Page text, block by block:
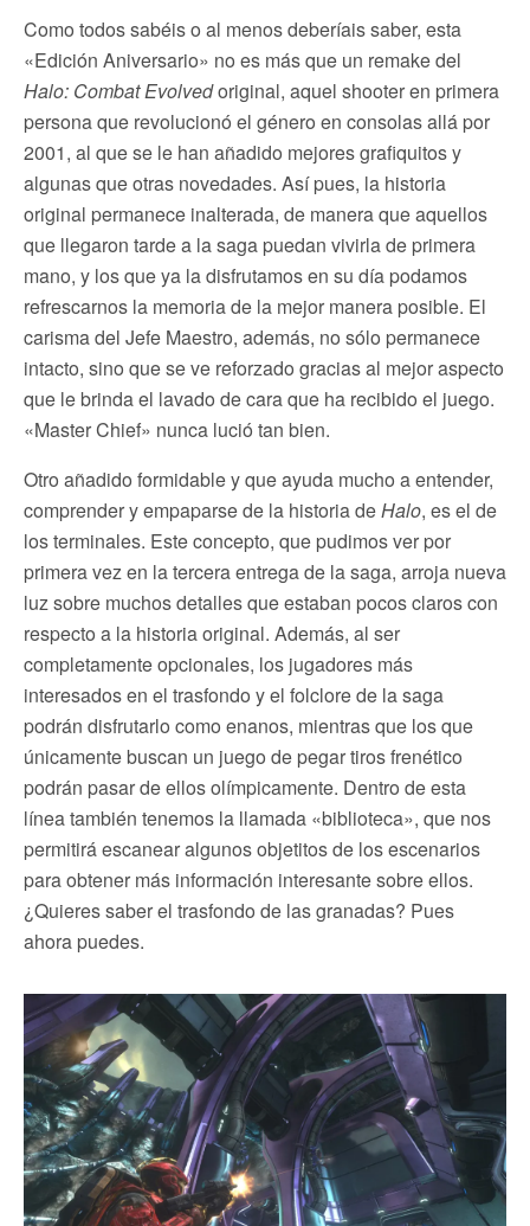
Como todos sabéis o al menos deberíais saber, esta
«Edición Aniversario» no es más que un remake del
Halo: Combat Evolvedoriginal, aquel shooter en primera
persona que revolucionó el género en consolas allá por
2001, al que se le han añadido mejores grafiquitos y
algunas que otras novedades. Así pues, la historia
original permanece inalterada, de manera que aquellos
que llegaron tarde a la saga puedan vivirla de primera
mano, y los que ya la disfrutamos en su día podamos
refrescarnos la memoria de la mejor manera posible. El
carisma del Jefe Maestro, además, no sólo permanece
intacto, sino que se ve reforzado gracias al mejor aspecto
que le brinda el lavado de cara que ha recibido el juego.
«Master Chief» nunca lució tan bien.
Otro añadido formidable y que ayuda mucho a entender,
comprender y empaparse de la historia deHalo, es el de
los terminales. Este concepto, que pudimos ver por
primera vez en la tercera entrega de la saga, arroja nueva
luz sobre muchos detalles que estaban pocos claros con
respecto a la historia original. Además, al ser
completamente opcionales, los jugadores más
interesados en el trasfondo y el folclore de la saga
podrán disfrutarlo como enanos, mientras que los que
únicamente buscan un juego de pegar tiros frenético
podrán pasar de ellos olímpicamente. Dentro de esta
línea también tenemos la llamada «biblioteca», que nos
permitirá escanear algunos objetitos de los escenarios
para obtener más información interesante sobre ellos.
¿Quieres saber el trasfondo de las granadas? Pues
ahora puedes.